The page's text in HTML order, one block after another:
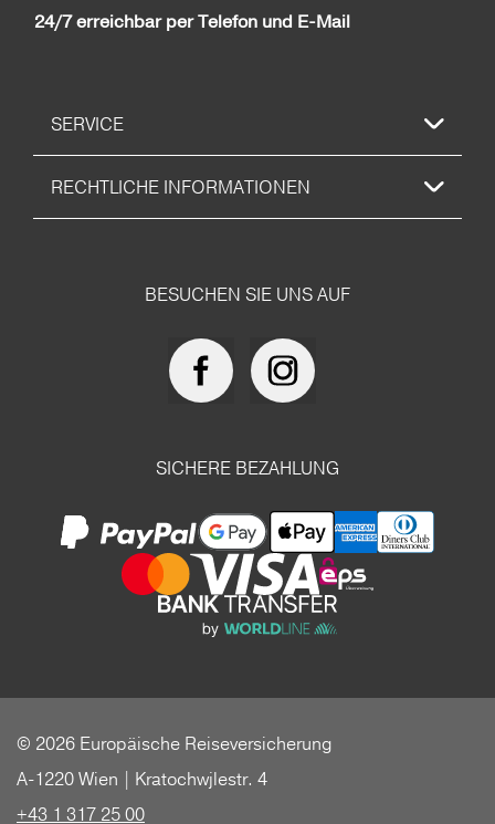
24/7 erreichbar per Telefon und E-Mail
SERVICE
RECHTLICHE INFORMATIONEN
BESUCHEN SIE UNS AUF
SICHERE BEZAHLUNG
© 2026 Europäische Reiseversicherung
A-1220 Wien | Kratochwjlestr. 4
+43 1 317 25 00